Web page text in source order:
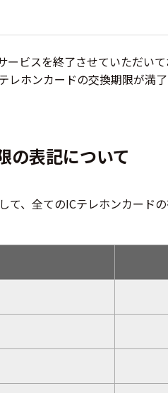
ビスを終了させていただい
レホンカードの交換期限が満
の表記について
て、全てのICテレホンカード